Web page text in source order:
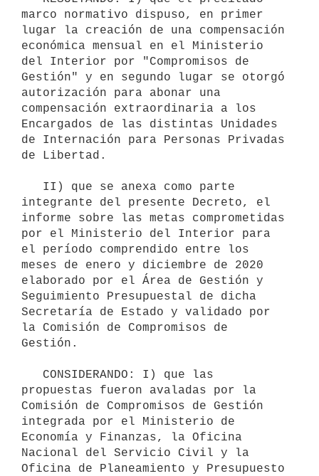
marco normativo dispuso, en primer
lugar la creación de una compensación
económica mensual en el Ministerio
del Interior por "Compromisos de
Gestión" y en segundo lugar se otorgó
autorización para abonar una
compensación extraordinaria a los
Encargados de las distintas Unidades
de Internación para Personas Privadas
de Libertad.
integrante del presente Decreto, el
informe sobre las metas comprometidas
por el Ministerio del Interior para
el período comprendido entre los
meses de enero y diciembre de 2020
elaborado por el Área de Gestión y
Seguimiento Presupuestal de dicha
Secretaría de Estado y validado por
la Comisión de Compromisos de
Gestión.
propuestas fueron avaladas por la
Comisión de Compromisos de Gestión
integrada por el Ministerio de
Economía y Finanzas, la Oficina
Nacional del Servicio Civil y la
Oficina de Planeamiento y Presupuesto